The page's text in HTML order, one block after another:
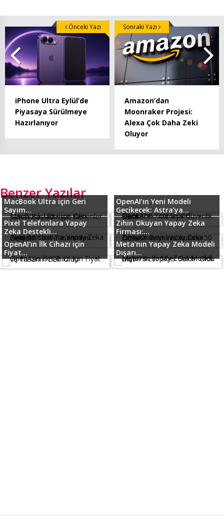
iPhone Ultra Eylül’de
Piyasaya Sürülmeye
Hazırlanıyor
Önceki Yazı
Amazon’dan
Moonraker Projesi:
Alexa Çok Daha Zeki
Oluyor
Sonraki Yazı
Benzer Yazılar
MacBook Ultra için Geri
Sayım...
OpenAI’ın Yeni Modeli
Gecikecek: Astra’ya...
Pixel Telefonlara Yapay
Zeka Destekli...
Zihin Okuyan Yapay Zeka
Firması:...
OpenAI’ın İlk Cihazı için
Fiyat...
Meta’nın Yapay Zeka Modeli
Dışarı...